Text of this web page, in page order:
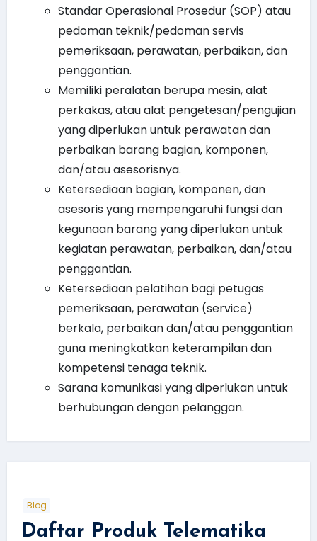
Standar Operasional Prosedur (SOP) atau
pedoman teknik/pedoman servis
pemeriksaan, perawatan, perbaikan, dan
penggantian.
Memiliki peralatan berupa mesin, alat
perkakas, atau alat pengetesan/pengujian
yang diperlukan untuk perawatan dan
perbaikan barang bagian, komponen,
dan/atau asesorisnya.
Ketersediaan bagian, komponen, dan
asesoris yang mempengaruhi fungsi dan
kegunaan barang yang diperlukan untuk
kegiatan perawatan, perbaikan, dan/atau
penggantian.
Ketersediaan pelatihan bagi petugas
pemeriksaan, perawatan (service)
berkala, perbaikan dan/atau penggantian
guna meningkatkan keterampilan dan
kompetensi tenaga teknik.
Sarana komunikasi yang diperlukan untuk
berhubungan dengan pelanggan.
Blog
Daftar Produk Telematika